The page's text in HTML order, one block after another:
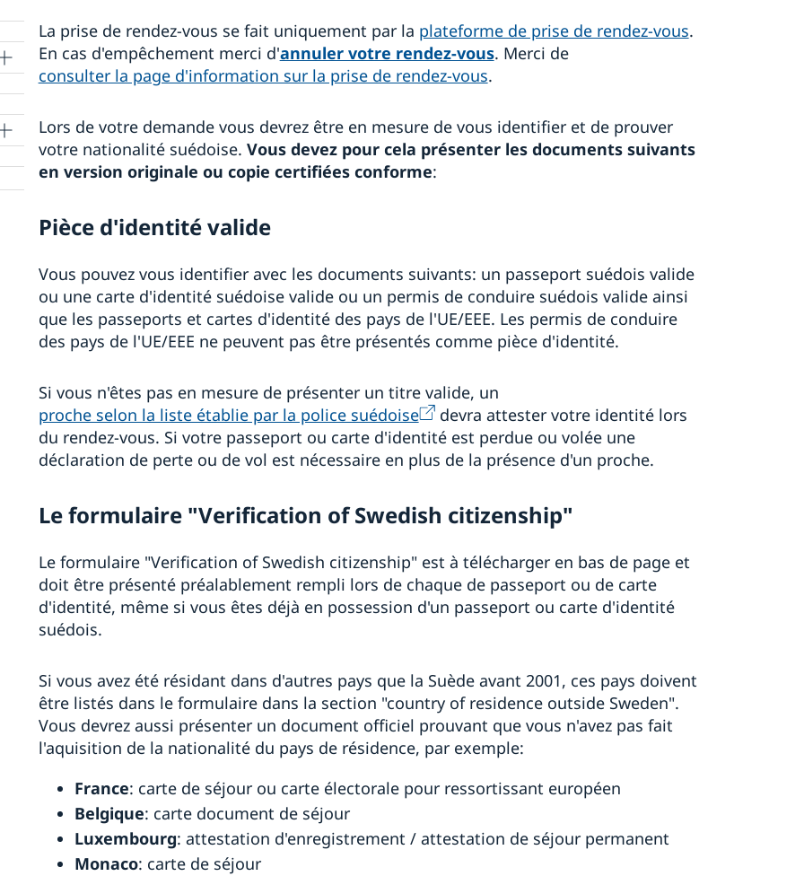
La prise de rendez-vous se fait uniquement par la plateforme de prise de rendez-vous.
En cas d'empêchement merci d'annuler votre rendez-vous. Merci de
consulter la page d'information sur la prise de rendez-vous.
Lors de votre demande vous devrez être en mesure de vous identifier et de prouver
votre nationalité suédoise. Vous devez pour cela présenter les documents suivants
en version originale ou copie certifiées conforme:
Pièce d'identité valide
Vous pouvez vous identifier avec les documents suivants: un passeport suédois valide
ou une carte d'identité suédoise valide ou un permis de conduire suédois valide ainsi
que les passeports et cartes d'identité des pays de l'UE/EEE. Les permis de conduire
des pays de l'UE/EEE ne peuvent pas être présentés comme pièce d'identité.
Si vous n'êtes pas en mesure de présenter un titre valide, un
proche selon la liste établie par la police suédoise
devra attester votre identité lors
du rendez-vous. Si votre passeport ou carte d'identité est perdue ou volée une
déclaration de perte ou de vol est nécessaire en plus de la présence d'un proche.
Le formulaire "Verification of Swedish citizenship"
Le formulaire "Verification of Swedish citizenship" est à télécharger en bas de page et
doit être présenté préalablement rempli lors de chaque de passeport ou de carte
d'identité, même si vous êtes déjà en possession d'un passeport ou carte d'identité
suédois.
Si vous avez été résidant dans d'autres pays que la Suède avant 2001, ces pays doivent
être listés dans le formulaire dans la section "country of residence outside Sweden".
Vous devrez aussi présenter un document officiel prouvant que vous n'avez pas fait
l'aquisition de la nationalité du pays de résidence, par exemple:
France: carte de séjour ou carte électorale pour ressortissant européen
Belgique: carte document de séjour
Luxembourg: attestation d'enregistrement / attestation de séjour permanent
Monaco: carte de séjour